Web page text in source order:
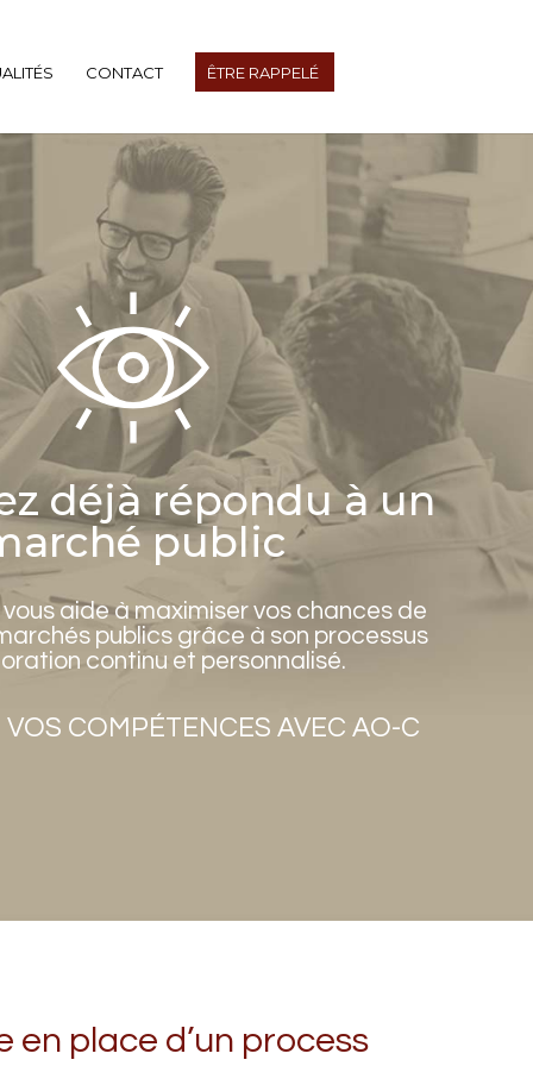
CONTACT ÊTRE RAPPELÉ
déjà répondu à un
public
vous aide à maximiser vos chances de
publics grâce à son processus
continu et personnalisé.
COMPÉTENCES AVEC AO-C
place d’un process